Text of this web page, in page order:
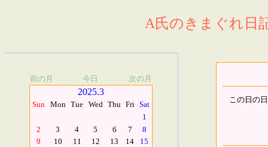
A氏のきまぐれ日
前の月 今日 次の月
2025.3
Sun Mon Tue Wed Thu Fri Sat
1
2
3 4 5 6 7
8
9
10 11 12 13 14
15
この日の